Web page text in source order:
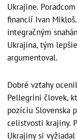
Ukrajine.
financií Ivan
integračným
Ukrajina, tým
argumentoval.
Dobré vzťahy
Pellegrini človek,
pozíciu Slovenska
celistvosti krajiny.
Ukrajiny si